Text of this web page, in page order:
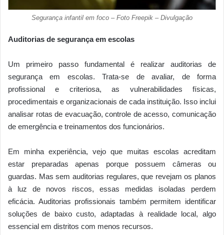
Segurança infantil em foco – Foto Freepik – Divulgação
Auditorias de segurança em escolas
Um primeiro passo fundamental é realizar auditorias de
segurança em escolas. Trata-se de avaliar, de forma
profissional e criteriosa, as vulnerabilidades físicas,
procedimentais e organizacionais de cada instituição. Isso inclui
analisar rotas de evacuação, controle de acesso, comunicação
de emergência e treinamentos dos funcionários.
Em minha experiência, vejo que muitas escolas acreditam
estar preparadas apenas porque possuem câmeras ou
guardas. Mas sem auditorias regulares, que revejam os planos
à luz de novos riscos, essas medidas isoladas perdem
eficácia. Auditorias profissionais também permitem identificar
soluções de baixo custo, adaptadas à realidade local, algo
essencial em distritos com menos recursos.